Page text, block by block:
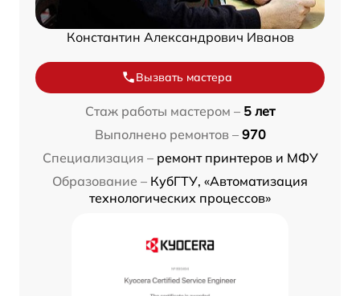
Константин Александрович Иванов
Вызвать мастера
Стаж работы мастером – 5 лет
Выполнено ремонтов – 970
Специализация – ремонт принтеров и МФУ
Образование – КубГТУ, «Автоматизация
технологических процессов»